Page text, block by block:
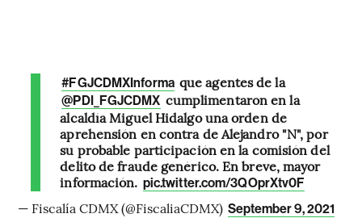
#FGJCDMXInforma que agentes de la
@PDI_FGJCDMX cumplimentaron en la
alcaldía Miguel Hidalgo una orden de
aprehensión en contra de Alejandro "N", por
su probable participación en la comisión del
delito de fraude genérico. En breve, mayor
información. pic.twitter.com/3QOprXtv0F
— Fiscalía CDMX (@FiscaliaCDMX) September 9, 2021